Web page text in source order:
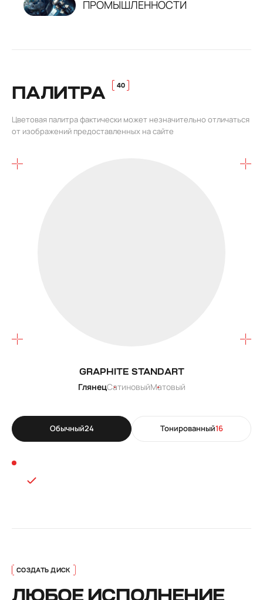
ПРОМЫШЛЕННОСТИ
ПАЛИТРА
Цветовая палитра фактически может незначительно отличаться
от изображений предоставленных на сайте
Обычный24 Тонированный16
GRAPHITE STANDART
ГлянецСатиновыйМатовый
ЛЮБОЕ ИСПОЛНЕНИЕ